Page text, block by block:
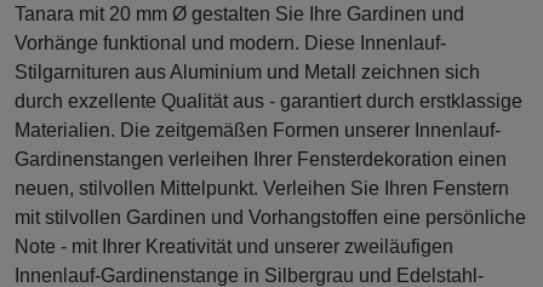
Tanara mit 20 mm Ø gestalten Sie Ihre Gardinen und
Vorhänge funktional und modern. Diese Innenlauf-
Stilgarnituren aus Aluminium und Metall zeichnen sich
durch exzellente Qualität aus - garantiert durch erstklassige
Materialien. Die zeitgemäßen Formen unserer Innenlauf-
Gardinenstangen verleihen Ihrer Fensterdekoration einen
neuen, stilvollen Mittelpunkt. Verleihen Sie Ihren Fenstern
mit stilvollen Gardinen und Vorhangstoffen eine persönliche
Note - mit Ihrer Kreativität und unserer zweiläufigen
Innenlauf-Gardinenstange in Silbergrau und Edelstahl-